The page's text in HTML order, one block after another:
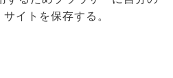
イトを保存する。